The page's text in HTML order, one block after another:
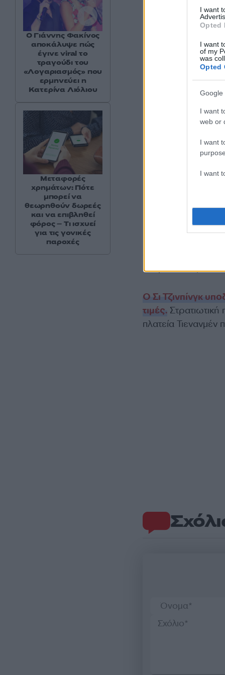
I want
Opted
I want
of my
was
Opted
Google
I want
web or
I want
I want
με τον Λευκό
δύο μέρη
ανάμεσα στις δύο
Ο Σι Τζινπίνγκ
τιμές.Στρατιωτική
πλατεία
Ο Γιάννης Φακίνος
αποκάλυψε πώς
έγινε viral το
τραγούδι του
«Λογαριασμός» που
ερμηνεύει η
Κατερίνα Λιόλιου
Μεταφορές
χρημάτων: Πότε
μπορεί να
θεωρηθούν δωρεές
και να επιβληθεί
φόρος – Τι ισχυεί
για τις γονικές
παροχές